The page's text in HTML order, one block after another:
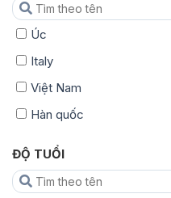
Úc
Italy
Việt Nam
Hàn quốc
ĐỘ TUỔI